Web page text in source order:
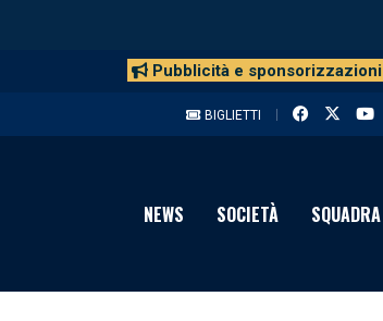
Pubblicità e sponsorizzazioni
BIGLIETTI
NEWS SOCIETÀ SQUADRA